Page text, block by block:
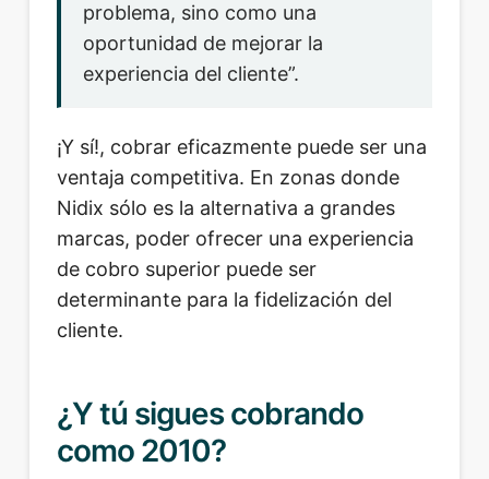
problema, sino como una
oportunidad de mejorar la
experiencia del cliente”.
¡Y sí!, cobrar eficazmente puede ser una
ventaja competitiva. En zonas donde
Nidix sólo es la alternativa a grandes
marcas, poder ofrecer una experiencia
de cobro superior puede ser
determinante para la fidelización del
cliente.
¿Y tú sigues cobrando
como 2010?